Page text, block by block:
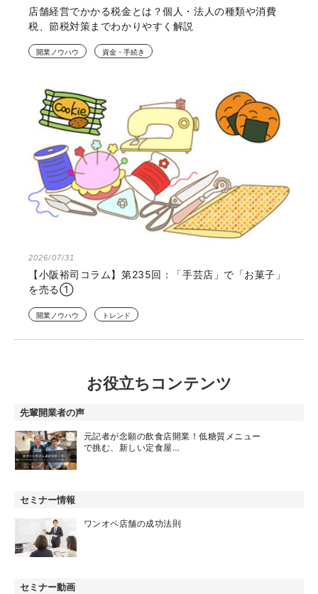
店舗経営でかかる税金とは？個人・法人の種類や消費
税、節税対策までわかりやすく解説
開業ノウハウ 資金・手続き
2026/07/31
【小阪裕司コラム】第235回：「手芸店」で「お菓子」
を売る①
開業ノウハウ トレンド
お役立ちコンテンツ
先輩開業者の声
元記者が念願の飲食店開業！低糖質メニュー
で挑む、新しい定食屋…
セミナー情報
ワンオペ店舗の成功法則
セミナー動画